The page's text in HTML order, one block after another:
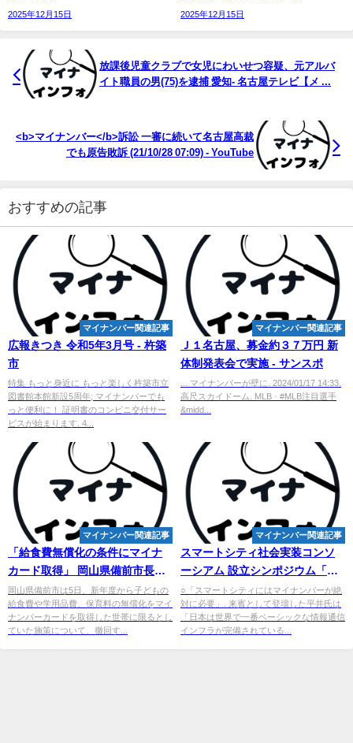
2025年12月15日 2025年12月15日
放課後児童クラブで女児にわいせつ容疑、元アルバ
イト職員の男(75)を逮捕 愛知- 名古屋テレビ【メ ...
<b>マイナンバー</b>訴訟 一審に続いて名古屋高裁
でも原告敗訴 (21/10/28 07:09) - YouTube
おすすめの記事
マイナンバー関連記事
広報きつき 令和5年3月号 - 杵築
市
特集 もっと身近に もっと楽しく杵築市立
図書館本館新設5周年; マイナンバーでも
っと便利に！ 証明書のコンビニ交付サー
ビスが始まります. 4...
マイナンバー関連記事
Ｊ１名古屋、募金約３７万円 新
体制発表会で実施 - サンスポ
... マイナンバーが壁に. 2024/01/17 14:33.
高尺スカイドーム. MLB · #MLB注目選手
&midd...
マイナンバー関連記事
「給食費無償化の条件にマイナ
カード取得」 岡山県備前市長が
撤回 - 朝日新聞デジタル
岡山県備前市は5日、新年度から子どもの
給食費や学用品費、保育料の無償化をマイ
ナンバーカードを取得した世帯に限るとし
ていた施策について、撤回す...
マイナンバー関連記事
スマートシティ社会実装コンソ
ーシアム 設立シンポジウム「ス
マートシティの社会実装を加速
する ...
○「スマートシティにはマイナンバーが絶
対に必要」. 来賓として登壇した平井氏は
「日本は世界で一番ベーシックな情報通信
インフラが完備されている...